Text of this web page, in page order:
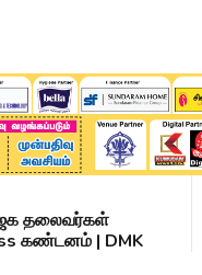
தலைவர்கள்
கண்டனம் | DMK